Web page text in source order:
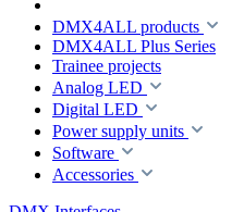
DMX4ALL products
DMX4ALL Plus Series
Trainee projects
Analog LED
Digital LED
Power supply units
Software
Accessories